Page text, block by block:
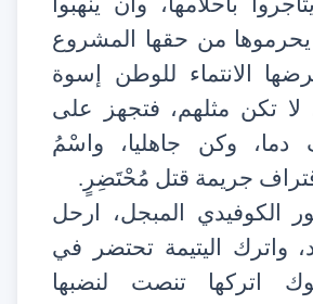
يحرموها من حقها المشروع
الانتماء للوطن إسوة
لا تكن مثلهم، فتجهز على
دما، وكن جاهليا، واسْمُ
جريمة قتل مُحْتَضِرٍ.
الكوفيدي المبجل، ارحل
واترك اليتيمة تحتضر في
اتركها تنصت لنضبها